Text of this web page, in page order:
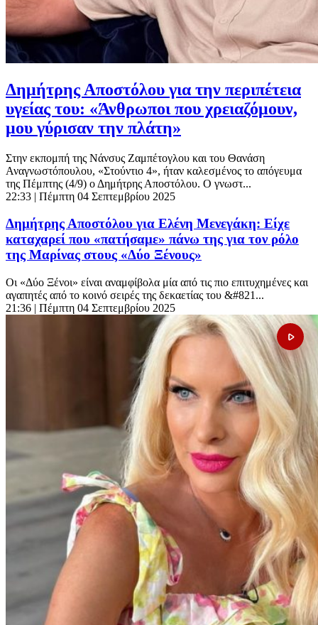
Δημήτρης Αποστόλου για την περιπέτεια
υγείας του: «Άνθρωποι που χρειαζόμουν,
μου γύρισαν την πλάτη»
Στην εκπομπή της Νάνσυς Ζαμπέτογλου και του Θανάση
Αναγνωστόπουλου, «Στούντιο 4», ήταν καλεσμένος το απόγευμα
της Πέμπτης (4/9) ο Δημήτρης Αποστόλου. Ο γνωστ...
22:33 | Πέμπτη 04 Σεπτεμβρίου 2025
Δημήτρης Αποστόλου για Ελένη Μενεγάκη: Είχε
καταχαρεί που «πατήσαμε» πάνω της για τον ρόλο
της Μαρίνας στους «Δύο Ξένους»
Οι «Δύο Ξένοι» είναι αναμφίβολα μία από τις πιο επιτυχημένες και
αγαπητές από το κοινό σειρές της δεκαετίας του &#821...
21:36 | Πέμπτη 04 Σεπτεμβρίου 2025